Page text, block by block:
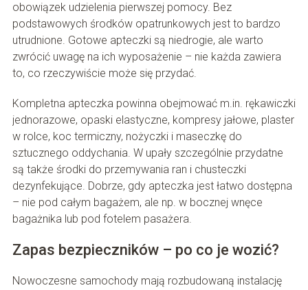
obowiązek udzielenia pierwszej pomocy. Bez
podstawowych środków opatrunkowych jest to bardzo
utrudnione. Gotowe apteczki są niedrogie, ale warto
zwrócić uwagę na ich wyposażenie – nie każda zawiera
to, co rzeczywiście może się przydać.
Kompletna apteczka powinna obejmować m.in. rękawiczki
jednorazowe, opaski elastyczne, kompresy jałowe, plaster
w rolce, koc termiczny, nożyczki i maseczkę do
sztucznego oddychania. W upały szczególnie przydatne
są także środki do przemywania ran i chusteczki
dezynfekujące. Dobrze, gdy apteczka jest łatwo dostępna
– nie pod całym bagażem, ale np. w bocznej wnęce
bagażnika lub pod fotelem pasażera.
Zapas bezpieczników – po co je wozić?
Nowoczesne samochody mają rozbudowaną instalację